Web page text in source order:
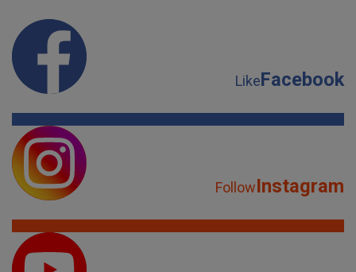
LikeFacebook
FollowInstagram